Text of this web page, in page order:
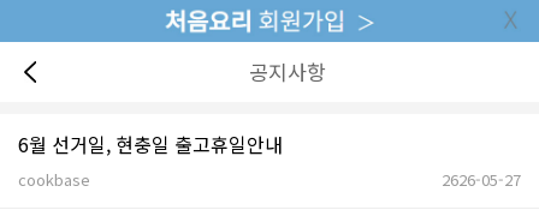
공지사항
6월 선거일, 현충일 출고휴일안내
cookbase 2626-05-27